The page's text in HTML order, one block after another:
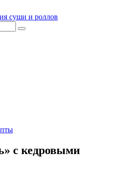
суши и роллов
с кедровыми